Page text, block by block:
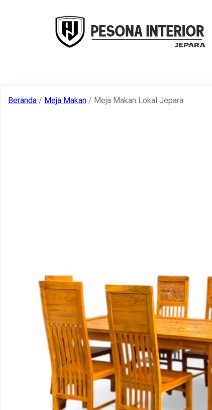
Beranda / Meja Makan / Meja Makan Lokal Jepara